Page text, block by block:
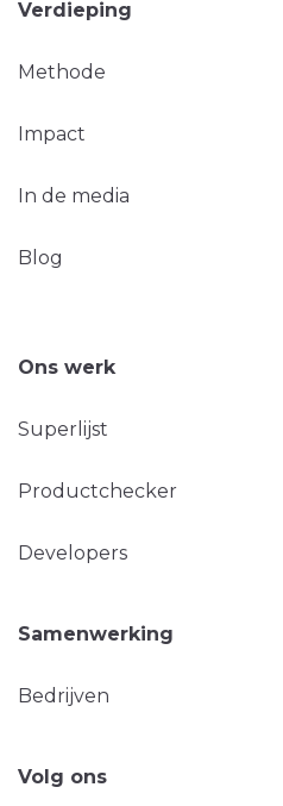
Verdieping
Methode
Impact
In de media
Blog
Ons werk
Superlijst
Productchecker
Developers
Samenwerking
Bedrijven
Volg ons